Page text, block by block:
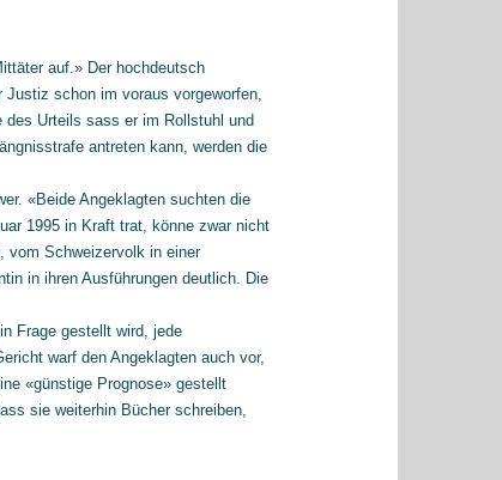
auf.» Der hochdeutsch
schon im voraus vorgeworfen,
des Urteils sass er im Rollstuhl und
antreten kann, werden die
«Beide Angeklagten suchten die
1995 in Kraft trat, könne zwar nicht
vom Schweizervolk in einer
in ihren Ausführungen deutlich. Die
Frage gestellt wird, jede
warf den Angeklagten auch vor,
«günstige Prognose» gestellt
sie weiterhin Bücher schreiben,